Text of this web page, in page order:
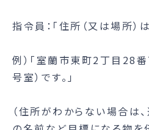
指令員：「住所（又は場所）
例）「室蘭市東町2丁目28
号室）です。」
（住所がわからない場合は